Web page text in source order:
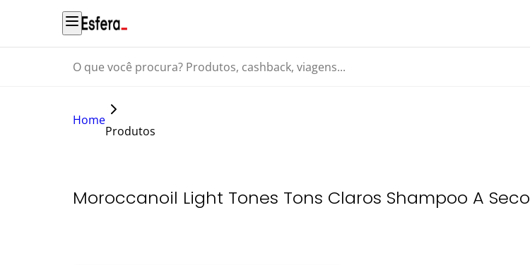
O que você procura? Produtos, cashback, viagens...
Home
Produtos
Moroccanoil Light Tones Tons Claros Shampoo A Seco